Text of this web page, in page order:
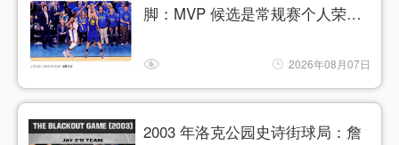
脚：MVP 候选是常规赛个人荣
2026年08月07日
2003 年洛克公园史诗街球局：詹